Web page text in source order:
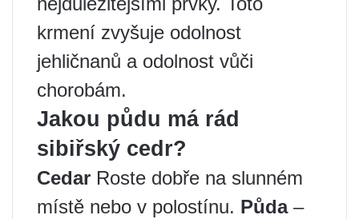
krmení zvyšuje odolnost
jehličnanů a odolnost vůči
chorobám.
Jakou půdu má rád
sibiřský cedr?
Cedar Roste dobře na slunném
místě nebo v polostínu. Půda–